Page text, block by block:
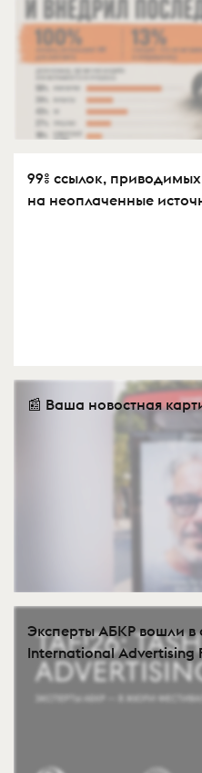
99% ссылок,
на неоплаченные
📰 Ваша новостная
Эксперты АБКР вошли в
International Advertising